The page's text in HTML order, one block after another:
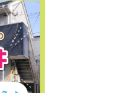
港南
平成31
649,000
満室時の
港南区